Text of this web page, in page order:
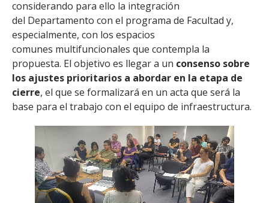
considerando para ello la integración
del Departamento con el programa de Facultad y,
especialmente, con los espacios
comunes multifuncionales que contempla la
propuesta. El objetivo es llegar a un consenso sobre
los ajustes prioritarios a abordar en la etapa de
cierre, el que se formalizará en un acta que será la
base para el trabajo con el equipo de infraestructura.